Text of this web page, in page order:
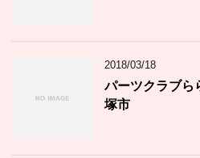
2018/03/18
パーツクラブ
塚市